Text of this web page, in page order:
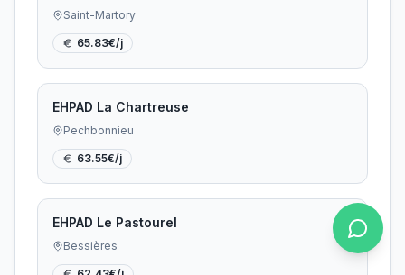
Saint-Martory
65.83€/j
EHPAD La Chartreuse
Pechbonnieu
63.55€/j
EHPAD Le Pastourel
Bessières